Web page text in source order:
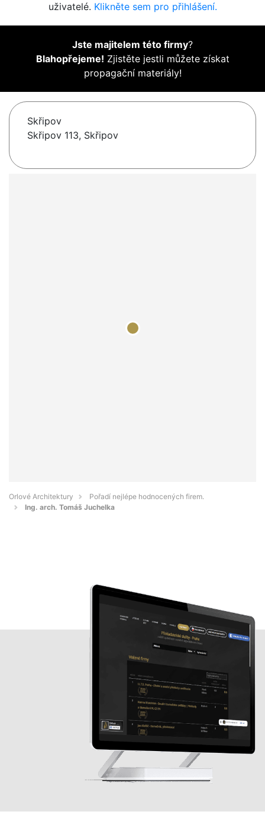
uživatelé. Klikněte sem pro přihlášení.
Jste majitelem této firmy?
Blahopřejeme! Zjistěte jestli můžete získat
propagační materiály!
Skřipov
Skřipov 113, Skřipov
Orlové Architektury
Pořadí nejlépe hodnocených firem.
Ing. arch. Tomáš Juchelka